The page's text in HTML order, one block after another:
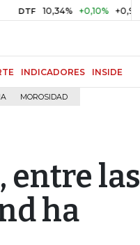
10,34% +0,10% +0,98%
INDICADORES INSIDE
MOROSIDAD
entre las
ha